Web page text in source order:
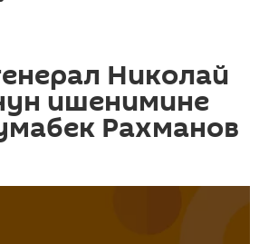
Николай
ишенимине
Рахманов